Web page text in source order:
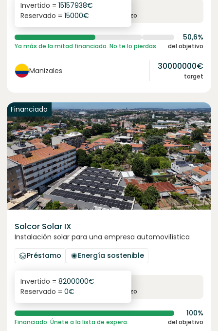
6.1%
interés anual plazo
Invertido = 15157938€
Reservado = 15000€
50,6%
Ya más de la mitad financiado. No te lo pierdas. del objetivo
Manizales 30000000€
target
Financiado
Solcor Solar IX
Instalación solar para una empresa automovilística
Préstamo
Energía sostenible
6.1%
interés anual plazo
Invertido = 8200000€
Reservado = 0€
100%
Financiado. Únete a la lista de espera. del objetivo